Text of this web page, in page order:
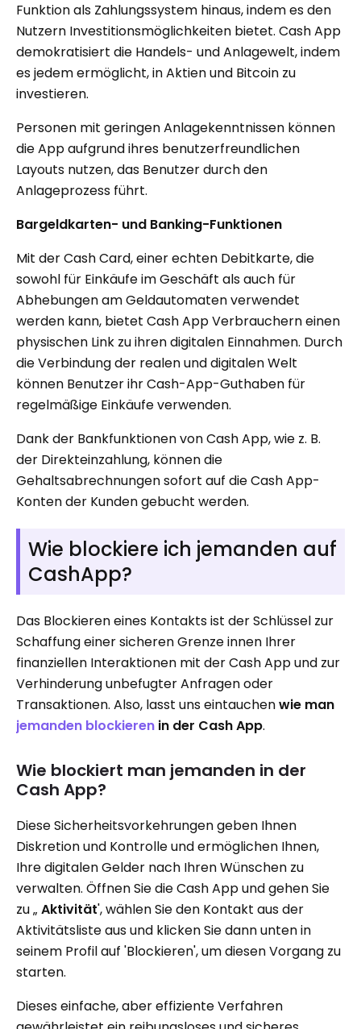
Funktion als Zahlungssystem hinaus, indem es den
Nutzern Investitionsmöglichkeiten bietet. Cash App
demokratisiert die Handels- und Anlagewelt, indem
es jedem ermöglicht, in Aktien und Bitcoin zu
investieren.
Personen mit geringen Anlagekenntnissen können
die App aufgrund ihres benutzerfreundlichen
Layouts nutzen, das Benutzer durch den
Anlageprozess führt.
Bargeldkarten- und Banking-Funktionen
Mit der Cash Card, einer echten Debitkarte, die
sowohl für Einkäufe im Geschäft als auch für
Abhebungen am Geldautomaten verwendet
werden kann, bietet Cash App Verbrauchern einen
physischen Link zu ihren digitalen Einnahmen. Durch
die Verbindung der realen und digitalen Welt
können Benutzer ihr Cash-App-Guthaben für
regelmäßige Einkäufe verwenden.
Dank der Bankfunktionen von Cash App, wie z. B.
der Direkteinzahlung, können die
Gehaltsabrechnungen sofort auf die Cash App-
Konten der Kunden gebucht werden.
Wie blockiere ich jemanden auf
CashApp?
Das Blockieren eines Kontakts ist der Schlüssel zur
Schaffung einer sicheren Grenze innen Ihrer
finanziellen Interaktionen mit der Cash App und zur
Verhinderung unbefugter Anfragen oder
Transaktionen. Also, lasst uns eintauchenwie man
jemanden blockieren in der Cash App.
Wie blockiert man jemanden in der
Cash App?
Diese Sicherheitsvorkehrungen geben Ihnen
Diskretion und Kontrolle und ermöglichen Ihnen,
Ihre digitalen Gelder nach Ihren Wünschen zu
verwalten. Öffnen Sie die Cash App und gehen Sie
zu „ Aktivität', wählen Sie den Kontakt aus der
Aktivitätsliste aus und klicken Sie dann unten in
seinem Profil auf 'Blockieren', um diesen Vorgang zu
starten.
Dieses einfache, aber effiziente Verfahren